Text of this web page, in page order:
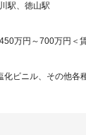
駅、徳山駅
万円～700万円＜
化ビニル、その他各